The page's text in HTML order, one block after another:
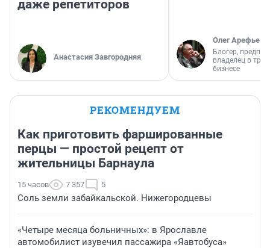
даже репетиторов
Анастасия Завгородняя
Олег Арефьев
Блогер,
владелец в
бизнесе
РЕКОМЕНДУЕМ
Как приготовить фаршированные
перцы — простой рецепт от
жительницы Барнаула
15 часов 7 357 5
Соль земли забайкальской. Нижегородцевы
«Четыре месяца больничных»: в Ярославле
автомобилист изувечил пассажира «Яавтобуса»